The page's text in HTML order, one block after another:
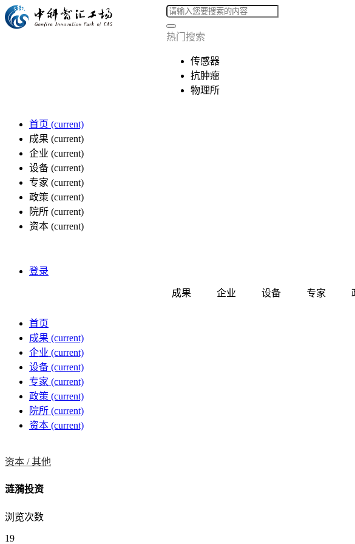
热门搜索
传感器
抗肿瘤
物理所
首页 (current)
成果 (current)
企业 (current)
设备 (current)
专家 (current)
政策 (current)
院所 (current)
资本 (current)
登录
成果 企业 设备 专家
首页
成果 (current)
企业 (current)
设备 (current)
专家 (current)
政策 (current)
院所 (current)
资本 (current)
资本 /其他
涟漪投资
浏览次数
19